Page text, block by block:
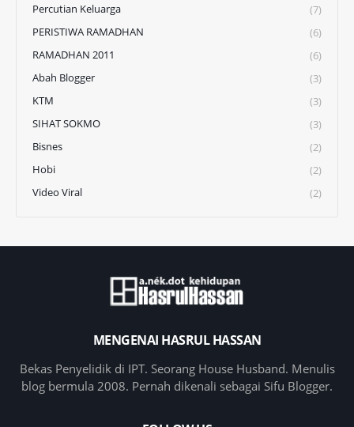
Percutian Keluarga
(7)
PERISTIWA RAMADHAN
(6)
RAMADHAN 2011
(6)
Abah Blogger
(3)
KTM
(3)
SIHAT SOKMO
(3)
Bisnes
(2)
Hobi
(2)
Video Viral
(2)
MENGENAI HASRUL HASSAN
Bekas Penyelidik di IPT. Seorang House Husband. Menulis
blog bermula 2008. Pernah dikenali sebagai Sifu Blogger.